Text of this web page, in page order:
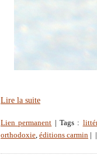
Lire la suite
Lien permanent | Tags :
orthodoxie, éditions carmin